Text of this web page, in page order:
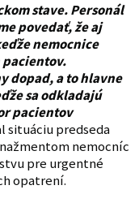
stave. Personál
povedať, že aj
nemocnice
dopad, a to hlavne
sa odkladajú
pacientov
situáciu predseda
nemocníc
pre urgentné
opatrení.